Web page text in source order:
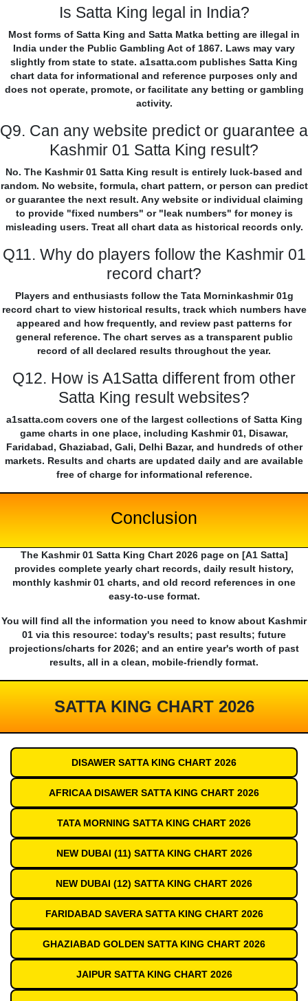
Is Satta King legal in India?
Most forms of Satta King and Satta Matka betting are illegal in
India under the Public Gambling Act of 1867. Laws may vary
slightly from state to state. a1satta.com publishes Satta King
chart data for informational and reference purposes only and
does not operate, promote, or facilitate any betting or gambling
activity.
Q9. Can any website predict or guarantee a
Kashmir 01 Satta King result?
No. The Kashmir 01 Satta King result is entirely luck-based and
random. No website, formula, chart pattern, or person can predict
or guarantee the next result. Any website or individual claiming
to provide "fixed numbers" or "leak numbers" for money is
misleading users. Treat all chart data as historical records only.
Q11. Why do players follow the Kashmir 01
record chart?
Players and enthusiasts follow the Tata Morninkashmir 01g
record chart to view historical results, track which numbers have
appeared and how frequently, and review past patterns for
general reference. The chart serves as a transparent public
record of all declared results throughout the year.
Q12. How is A1Satta different from other
Satta King result websites?
a1satta.com covers one of the largest collections of Satta King
game charts in one place, including Kashmir 01, Disawar,
Faridabad, Ghaziabad, Gali, Delhi Bazar, and hundreds of other
markets. Results and charts are updated daily and are available
free of charge for informational reference.
Conclusion
The Kashmir 01 Satta King Chart 2026 page on [A1 Satta]
provides complete yearly chart records, daily result history,
monthly kashmir 01 charts, and old record references in one
easy-to-use format.
You will find all the information you need to know about Kashmir
01 via this resource: today's results; past results; future
projections/charts for 2026; and an entire year's worth of past
results, all in a clean, mobile-friendly format.
SATTA KING CHART 2026
DISAWER SATTA KING CHART 2026
AFRICAA DISAWER SATTA KING CHART 2026
TATA MORNING SATTA KING CHART 2026
NEW DUBAI (11) SATTA KING CHART 2026
NEW DUBAI (12) SATTA KING CHART 2026
FARIDABAD SAVERA SATTA KING CHART 2026
GHAZIABAD GOLDEN SATTA KING CHART 2026
JAIPUR SATTA KING CHART 2026